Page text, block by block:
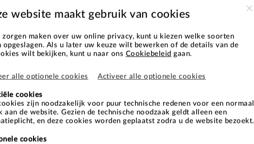
website maakt gebruik van cookies
zorgen maken over uw online privacy, kunt u kiezen welke soorten
opgeslagen. Als u later uw keuze wilt bewerken of de details van de
wilt bekijken, kunt u naar ons Cookiebeleid gaan.
alle optionele cookies Activeer alle optionele cookies
cookies
zijn noodzakelijk voor puur technische redenen voor een normaal
aan de website. Gezien de technische noodzaak geldt alleen een
en deze cookies worden geplaatst zodra u de website bezoekt.
cookies